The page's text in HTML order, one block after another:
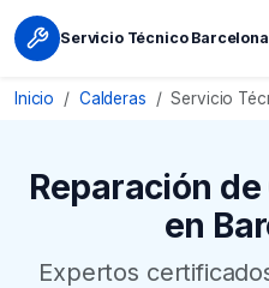
Servicio Técnico Barcelona
Inicio Calderas Servicio
Reparación
en
Expertos